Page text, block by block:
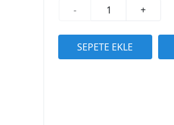
-
+